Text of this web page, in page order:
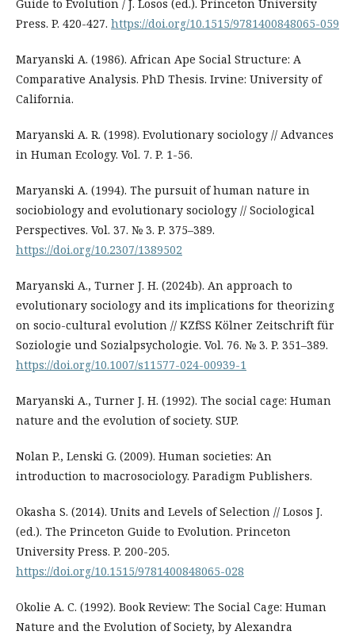
Guide to Evolution / J. Losos (ed.). Princeton University
Press. P. 420-427. https://doi.org/10.1515/9781400848065-059
Maryanski A. (1986). African Ape Social Structure: A
Comparative Analysis. PhD Thesis. Irvine: University of
California.
Maryanski A. R. (1998). Evolutionary sociology // Advances
in Human Ecology. Vol. 7. P. 1-56.
Maryanski A. (1994). The pursuit of human nature in
sociobiology and evolutionary sociology // Sociological
Perspectives. Vol. 37. № 3. P. 375–389.
https://doi.org/10.2307/1389502
Maryanski A., Turner J. H. (2024b). An approach to
evolutionary sociology and its implications for theorizing
on socio-cultural evolution // KZfSS Kölner Zeitschrift für
Soziologie und Sozialpsychologie. Vol. 76. № 3. P. 351–389.
https://doi.org/10.1007/s11577-024-00939-1
Maryanski A., Turner J. H. (1992). The social cage: Human
nature and the evolution of society. SUP.
Nolan P., Lenski G. (2009). Human societies: An
introduction to macrosociology. Paradigm Publishers.
Okasha S. (2014). Units and Levels of Selection // Losos J.
(ed.). The Princeton Guide to Evolution. Princeton
University Press. P. 200-205.
https://doi.org/10.1515/9781400848065-028
Okolie A. C. (1992). Book Review: The Social Cage: Human
Nature and the Evolution of Society, by Alexandra